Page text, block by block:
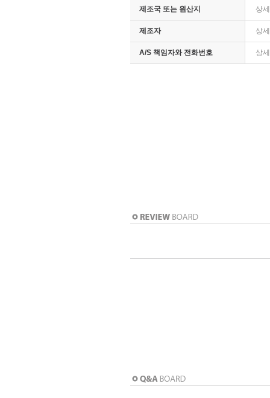
제조국 또는 원산지 상
제조자 상
A/S 책임자와 전화번호 상